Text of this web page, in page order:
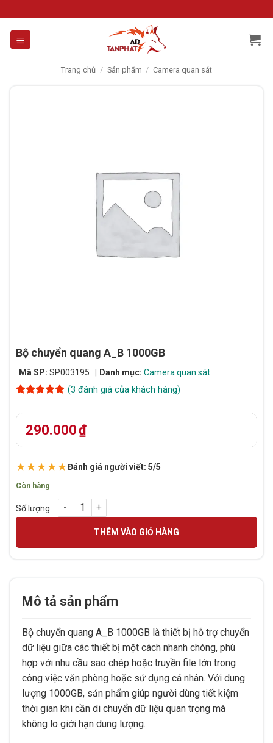
to
content
Trang chủ / Sản phẩm / Camera quan sát
Bộ chuyển quang A_B 1000GB
Mã SP: SP003195 Danh mục: Camera quan sát
dựa trên
đánh giá
(3 đánh giá của khách hàng)
290.000₫
★★★★★Đánh giá người viết: 5/5
Còn hàng
Bộ chuyển quang A_B 1000GB số lượng
THÊM VÀO GIỎ HÀNG
Mô tả sản phẩm
Bộ chuyển quang A_B 1000GB là thiết bị hỗ trợ chuyển
dữ liệu giữa các thiết bị một cách nhanh chóng, phù
hợp với nhu cầu sao chép hoặc truyền file lớn trong
công việc văn phòng hoặc sử dụng cá nhân. Với dung
lượng 1000GB, sản phẩm giúp người dùng tiết kiệm
thời gian khi cần di chuyển dữ liệu quan trọng mà
không lo giới hạn dung lượng.